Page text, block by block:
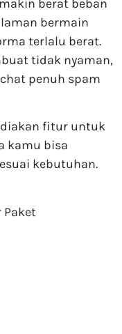
berat beban
bermain
terlalu berat.
tidak nyaman,
penuh spam
fitur untuk
kamu bisa
kebutuhan.
Paket